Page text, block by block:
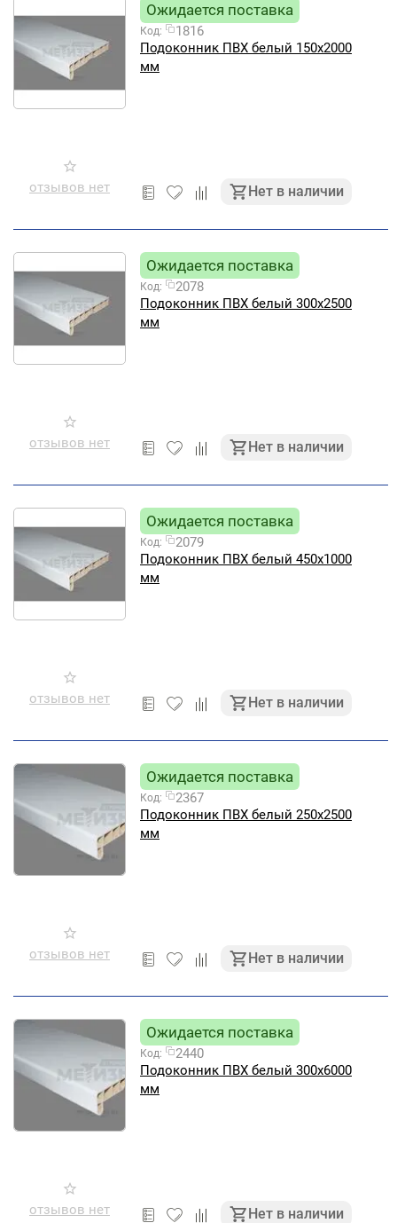
отзывов нет
Ожидается поставка
Код:
1816
Подоконник ПВХ белый 150х2000
мм
Нет в наличии
отзывов нет
Ожидается поставка
Код:
2078
Подоконник ПВХ белый 300х2500
мм
Нет в наличии
отзывов нет
Ожидается поставка
Код:
2079
Подоконник ПВХ белый 450х1000
мм
Нет в наличии
отзывов нет
Ожидается поставка
Код:
2367
Подоконник ПВХ белый 250х2500
мм
Нет в наличии
отзывов нет
Ожидается поставка
Код:
2440
Подоконник ПВХ белый 300х6000
мм
Нет в наличии